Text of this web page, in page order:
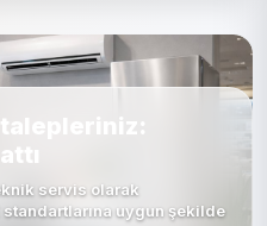
servis olarak
uygun şekilde